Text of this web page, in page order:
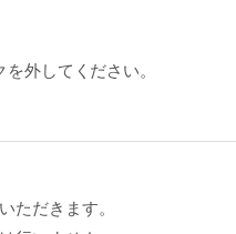
外してください。
ただきます。